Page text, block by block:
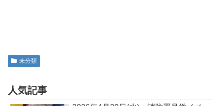
未分類
人気記事